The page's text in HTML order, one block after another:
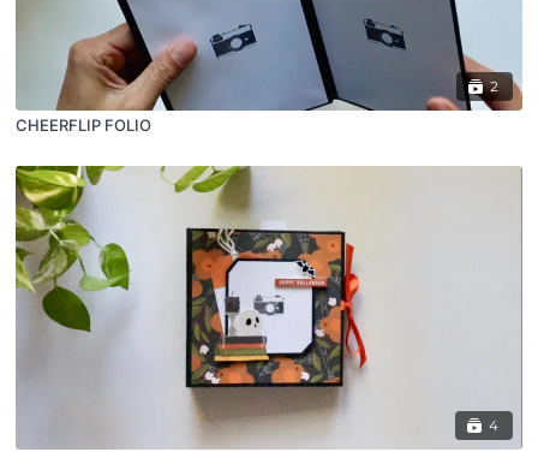
2
CHEERFLIP FOLIO
4